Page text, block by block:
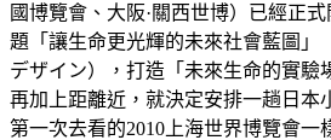
國博覽會、大阪·關西世博）已經正
題「讓生命更光輝的未來社會藍圖」
デザイン），打造「未來生命的實驗
再加上距離近，就決定安排一趟日本
第一次去看的2010上海世界博覽會一